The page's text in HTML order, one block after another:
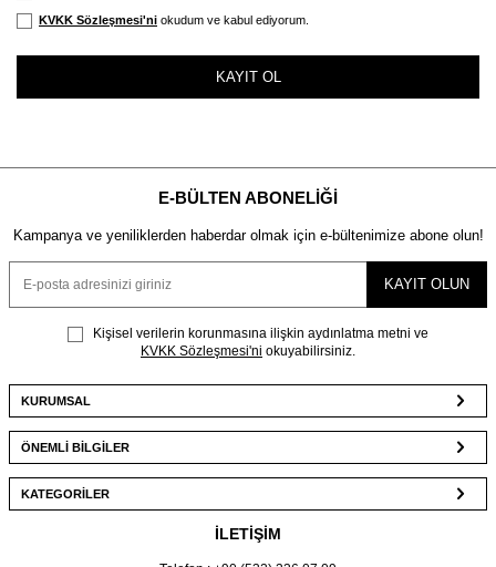
KVKK Sözleşmesi'ni okudum ve kabul ediyorum.
KAYIT OL
E-BÜLTEN ABONELIĞI
Kampanya ve yeniliklerden haberdar olmak için e-bültenimize abone olun!
KAYIT OLUN
Kişisel verilerin korunmasına ilişkin aydınlatma metni ve
KVKK Sözleşmesi'ni okuyabilirsiniz.
KURUMSAL
ÖNEMLİ BİLGİLER
KATEGORİLER
İLETİŞİM